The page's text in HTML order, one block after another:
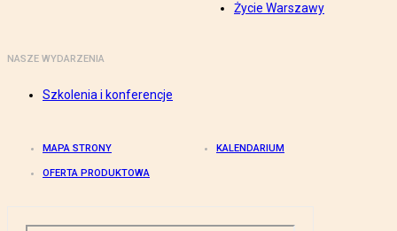
Życie Warszawy
NASZE WYDARZENIA
Szkolenia i konferencje
MAPA STRONY KALENDARIUM
OFERTA PRODUKTOWA